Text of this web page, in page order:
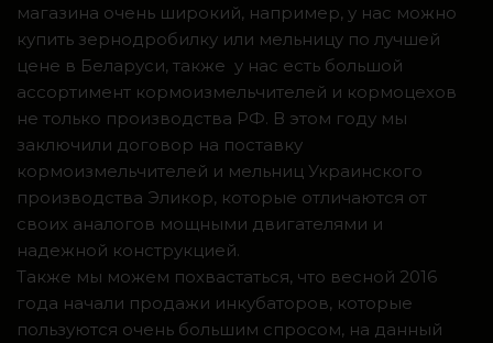
магазина очень широкий, например, у нас можно
купить зернодробилку или мельницу по лучшей
цене в Беларуси, также у нас есть большой
ассортимент кормоизмельчителей и кормоцехов
не только производства РФ. В этом году мы
заключили договор на поставку
кормоизмельчителей и мельниц Украинского
производства Эликор, которые отличаются от
своих аналогов мощными двигателями и
надежной конструкцией.
Также мы можем похвастаться, что весной 2016
года начали продажи инкубаторов, которые
пользуются очень большим спросом, на данный